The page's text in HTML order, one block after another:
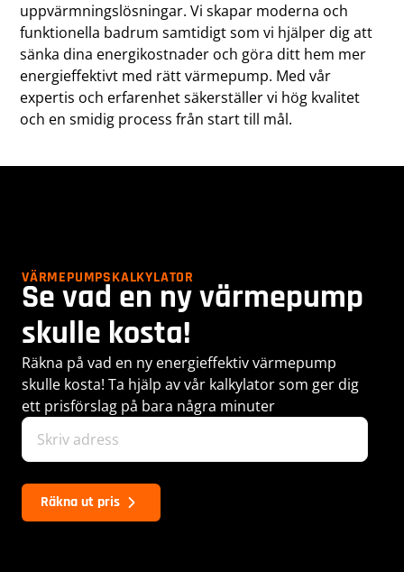
uppvärmningslösningar. Vi skapar moderna och
funktionella badrum samtidigt som vi hjälper dig att
sänka dina energikostnader och göra ditt hem mer
energieffektivt med rätt värmepump. Med vår
expertis och erfarenhet säkerställer vi hög kvalitet
och en smidig process från start till mål.
VÄRMEPUMPSKALKYLATOR
Se vad en ny värmepump
skulle kosta!
Räkna på vad en ny energieffektiv värmepump
skulle kosta! Ta hjälp av vår kalkylator som ger dig
ett prisförslag på bara några minuter
Räkna ut pris